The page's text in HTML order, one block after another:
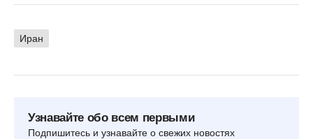
Иран
Узнавайте обо всем первыми
Подпишитесь и узнавайте о свежих новостях